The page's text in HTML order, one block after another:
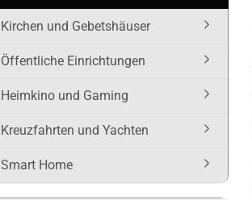
Kirchen und Gebetshäuser
Öffentliche Einrichtungen
Heimkino und Gaming
Kreuzfahrten und Yachten
Smart Home